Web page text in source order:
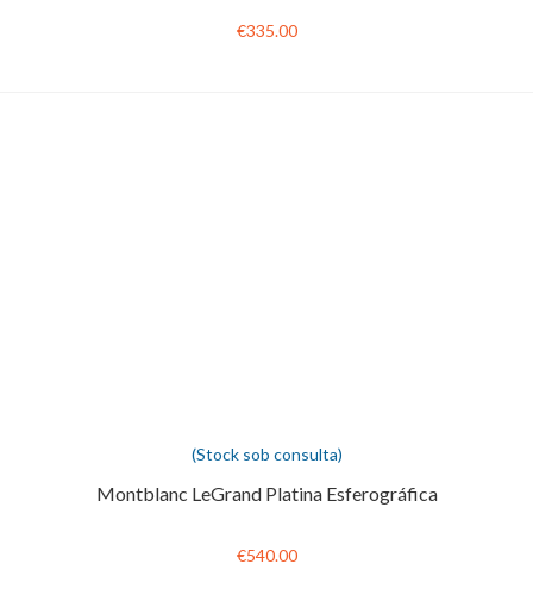
€335.00
(Stock sob consulta)
Montblanc LeGrand Platina Esferográfica
€540.00